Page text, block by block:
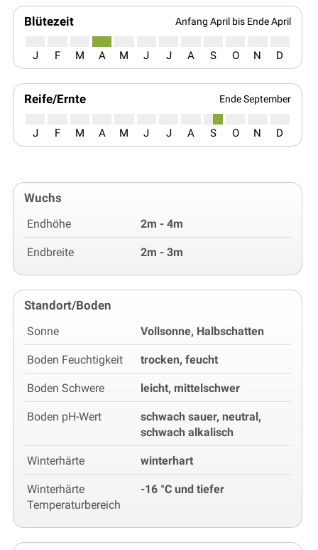
Blütezeit Anfang April bis Ende April
J F M A M J J A S O N D
Reife/Ernte Ende September
J F M A M J J A S O N D
Wuchs
Endhöhe 2m - 4m
Endbreite 2m - 3m
Standort/Boden
Sonne Vollsonne, Halbschatten
Boden Feuchtigkeit trocken, feucht
Boden Schwere leicht, mittelschwer
Boden pH-Wert
schwach sauer, neutral,
schwach alkalisch
Winterhärte winterhart
Winterhärte
Temperaturbereich
-16 °C und tiefer